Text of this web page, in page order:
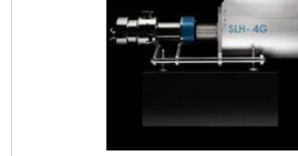
BÁSICAS SOBRE O
agulha é revestido em aço inox